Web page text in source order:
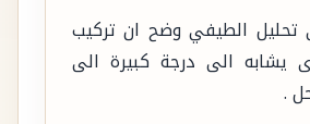
تحليل الطيفي وضح ان تركيب
يشابه الى درجة كبيرة الى
.